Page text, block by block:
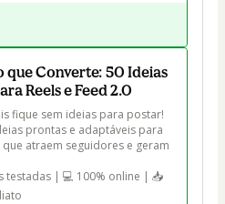
que Converte: 50 Ideias
Reels e Feed 2.0
fique sem ideias para postar!
prontas e adaptáveis para
que atraem seguidores e geram
testadas | 💻 100% online | 📥